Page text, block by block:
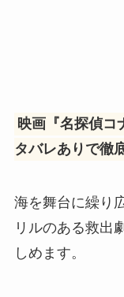
映画『名探偵コ
タバレありで徹
海を舞台に繰り
リルのある救出
しめます。